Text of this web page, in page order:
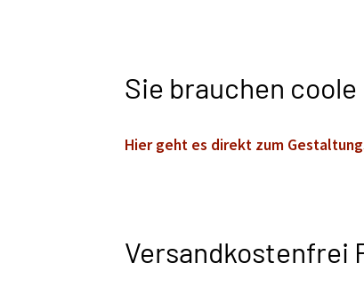
Sie brauchen
Hier geht es direkt zum
Versandkostenfrei